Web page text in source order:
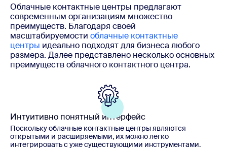
Облачные контактные центры предлагают
современным организациям множество
преимуществ. Благодаря своей
масштабируемости облачные контактные
центры идеально подходят для бизнеса любого
размера. Далее представлено несколько основных
преимуществ облачного контактного центра.
Интуитивно понятный интерфейс
Поскольку облачные контактные центры являются
открытыми и расширяемыми, их можно легко
интегрировать с уже существующими инструментами.